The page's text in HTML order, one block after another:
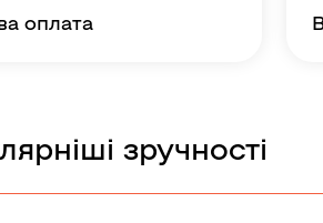
оплата
зручності